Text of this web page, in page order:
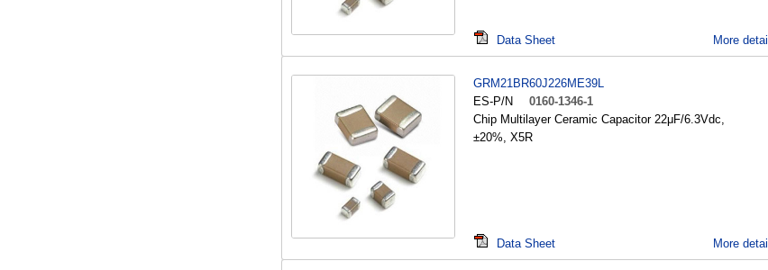
Data Sheet More detail
GRM21BR60J226ME39L
ES-P/N
0160-1346-1
Chip Multilayer Ceramic Capacitor 22μF/6.3Vdc,
±20%, X5R
Data Sheet More detail